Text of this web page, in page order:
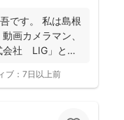
です。 私は島根
画カメラマン、
会社 LIG」とい
ブ： 7日以上前